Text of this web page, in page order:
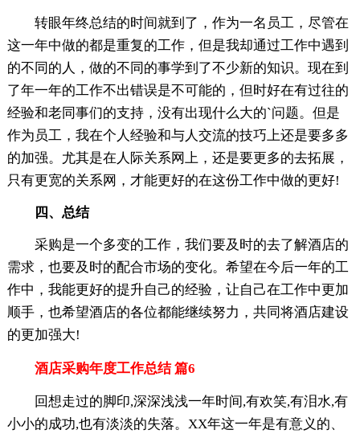
转眼年终总结的时间就到了，作为一名员工，尽管在
这一年中做的都是重复的工作，但是我却通过工作中遇到
的不同的人，做的不同的事学到了不少新的知识。现在到
了年一年的工作不出错误是不可能的，但时好在有过往的
经验和老同事们的支持，没有出现什么大的`问题。但是
作为员工，我在个人经验和与人交流的技巧上还是要多多
的加强。尤其是在人际关系网上，还是要更多的去拓展，
只有更宽的关系网，才能更好的在这份工作中做的更好!
四、总结
采购是一个多变的工作，我们要及时的去了解酒店的
需求，也要及时的配合市场的变化。希望在今后一年的工
作中，我能更好的提升自己的经验，让自己在工作中更加
顺手，也希望酒店的各位都能继续努力，共同将酒店建设
的更加强大!
酒店采购年度工作总结 篇6
回想走过的脚印,深深浅浅一年时间,有欢笑,有泪水,有
小小的成功,也有淡淡的失落。XX年这一年是有意义的、